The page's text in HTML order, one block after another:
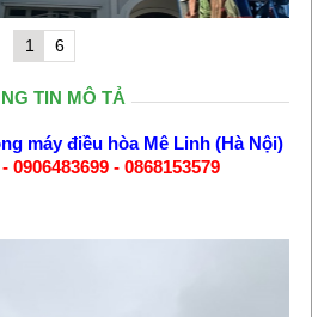
1 6
TIN MÔ TẢ
máy điều hòa Mê Linh (Hà Nội)
0906483699 - 0868153579